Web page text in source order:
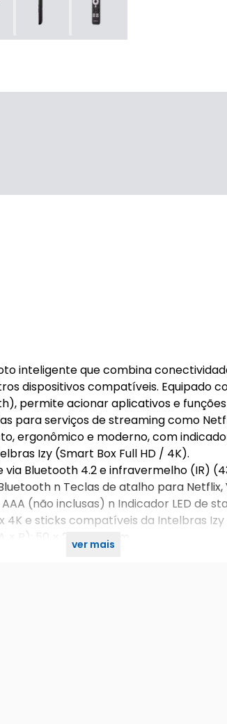
inteligente que combina
dispositivos compatíveis. Equipado
permite acionar aplicativos e
para serviços de streaming como
ergonômico e moderno, com
Izy (Smart Box Full HD / 4K).
Bluetooth 4.2 e infravermelho (IR)
n Teclas de atalho para Netflix,
(não inclusas) n Indicador LED de
4K e sticks compatíveis da Intelbras Izy
P): 50 × 25 × 153 mm
ver mais